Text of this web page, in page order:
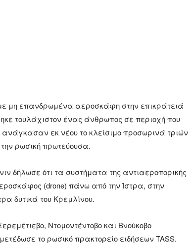
μη επανδρωμένα αεροσκάφη στην επικράτειά
τουλάχιστον ένας άνθρωπος σε περιοχή που
ανάγκασαν εκ νέου το κλείσιμο προσωρινά τριών
ρωσική πρωτεύουσα.
δήλωσε ότι τα συστήματα της αντιαεροπορικής
(drone) πάνω από την Ίστρα, στην
δυτικά του Κρεμλίνου.
Ντομοντέντοβο και Βνούκοβο
το ρωσικό πρακτορείο ειδήσεων TASS.